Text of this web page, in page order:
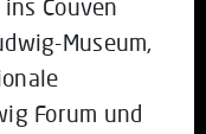
Couven
Museum,
Forum und